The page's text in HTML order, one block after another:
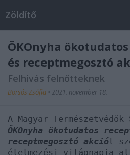
Zöldítő
ÖKOnyha
és receptmegosztó
Felhívás felnőtteknek
Borsós Zsófia • 2021. november 18.
A Magyar Természetvédők
ÖKOnyha ökotudatos
receptmegosztó akciót
élelmezési világnapja